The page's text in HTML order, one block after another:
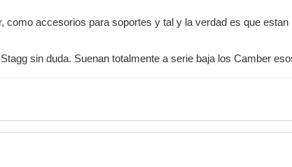
como accesorios para soportes y tal y la verdad es que
sin duda. Suenan totalmente a serie baja los Camber